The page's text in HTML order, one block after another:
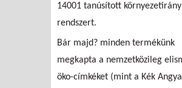
14001 tanúsított
rendszert.
Bár majd? minden termékünk
megkapta a nemzetközileg
öko-címkéket (mint a Kék